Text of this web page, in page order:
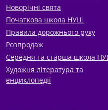
Новорічні свята
Початкова школа НУШ
Правила дорожнього руху
Розпродаж
Середня та старша школа
Художня література та
енциклопедії